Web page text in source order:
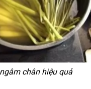
chân hiệu quả